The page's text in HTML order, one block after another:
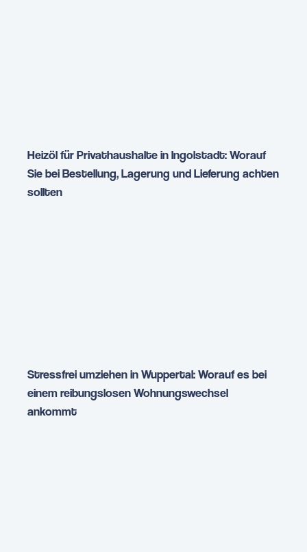
Heizöl für Privathaushalte in Ingolstadt: Worauf
Sie bei Bestellung, Lagerung und Lieferung achten
sollten
Stressfrei umziehen in Wuppertal: Worauf es bei
einem reibungslosen Wohnungswechsel
ankommt